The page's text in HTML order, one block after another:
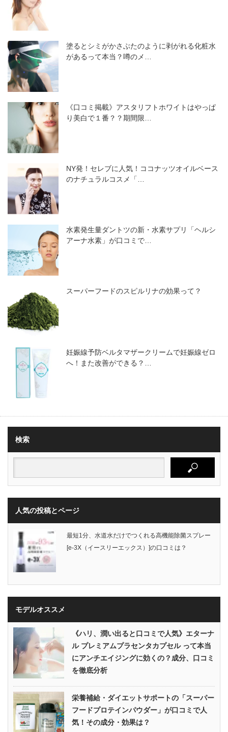
塗るとシミがかさぶたのように剥がれる化粧水
があるって本当？噂のメ…
《口コミ掲載》アスタリフトホワイトはやっぱ
り美白で１番？？期間限…
NY発！セレブに人気！ココナッツオイルベース
のナチュラルコスメ「…
水素発生量ダントツの新・水素サプリ「ヘルシ
アーナ水素」が口コミで…
スーパーフードのスピルリナの効果って？
妊娠線予防ベルタマザークリームで妊娠線ゼロ
へ！また改善ができる？…
検索
人気の投稿とページ
最短1分、水道水だけでつくれる高機能除菌スプレー
[e-3X（イースリーエックス）]の口コミは？
モデルオススメ
《ハリ、潤い出ると口コミで人気》エターナ
ル プレミアムプラセンタカプセル って本当
にアンチエイジングに効くの？成分、口コミ
を徹底分析
栄養補給・ダイエットサポートの「スーパー
フードプロテインパウダー」が口コミで人
気！その成分・効果は？